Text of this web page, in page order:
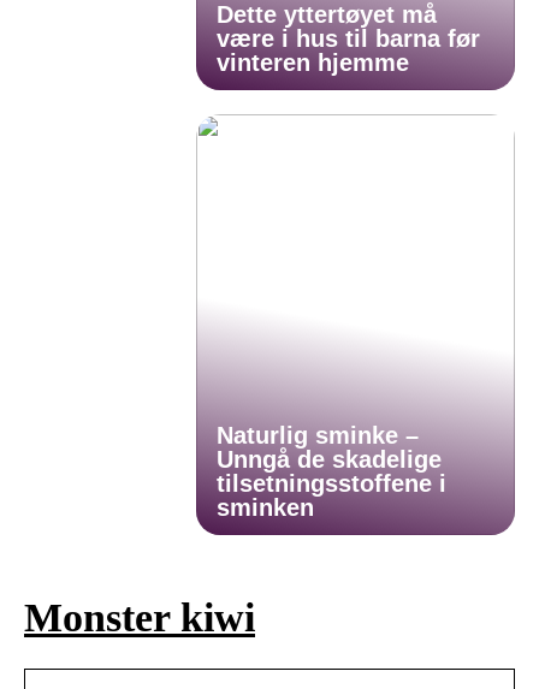
Dette yttertøyet må
være i hus til barna før
vinteren hjemme
Naturlig sminke –
Unngå de skadelige
tilsetningsstoffene i
sminken
Monster kiwi